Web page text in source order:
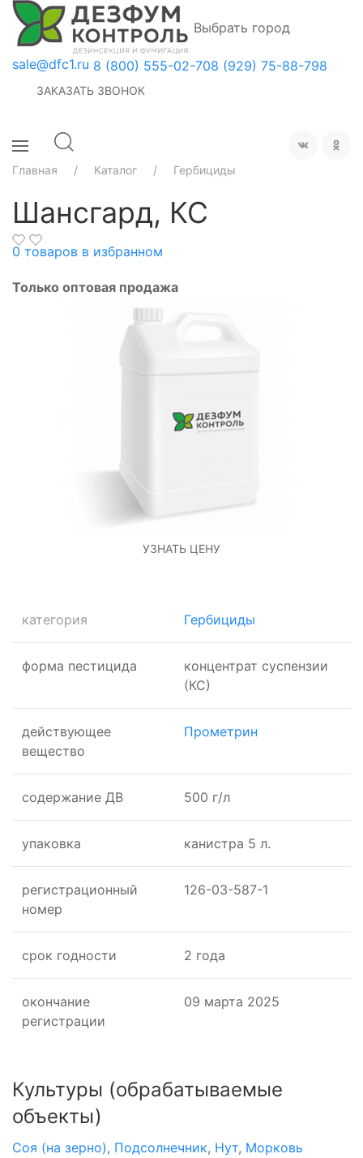
Выбрать город
sale@dfc1.ru 8 (800) 555-02-708 (929) 75-88-798
ЗАКАЗАТЬ ЗВОНОК
Главная Каталог Гербициды
Шансгард, КС
0 товаров в избранном
Только оптовая продажа
УЗНАТЬ ЦЕНУ
категория Гербициды
форма пестицида
концентрат суспензии
(КС)
действующее
вещество
Прометрин
cодержание ДВ 500 г/л
упаковка канистра 5 л.
регистрационный
номер
126-03-587-1
срок годности 2 года
окончание
регистрации
09 марта 2025
Культуры (обрабатываемые
объекты)
Соя (на зерно), Подсолнечник, Нут, Морковь